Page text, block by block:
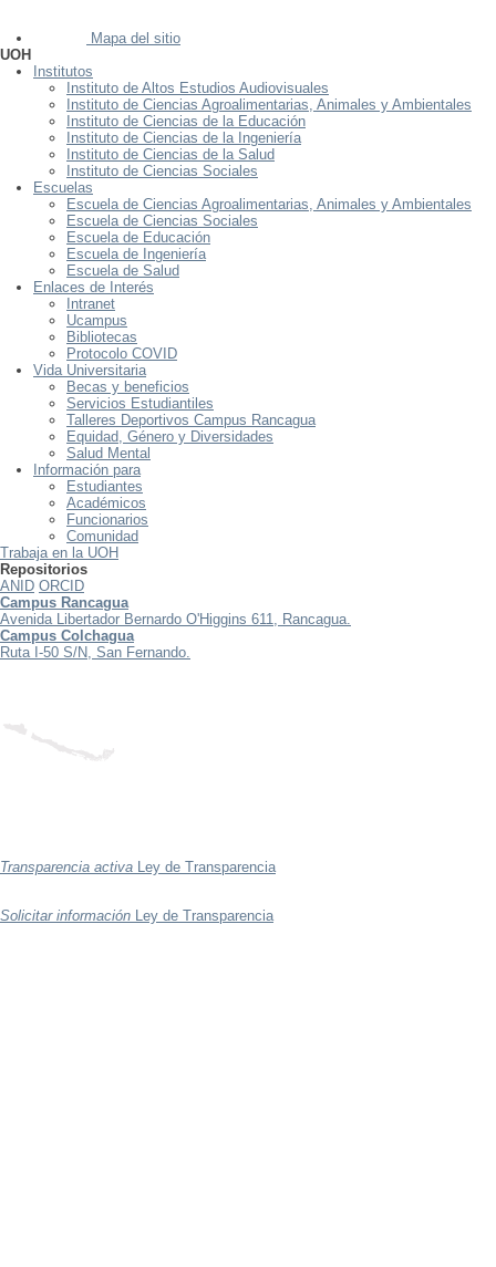
Mapa del sitio
UOH
Institutos
Instituto de Altos Estudios Audiovisuales
Instituto de Ciencias Agroalimentarias, Animales y Ambientales
Instituto de Ciencias de la Educación
Instituto de Ciencias de la Ingeniería
Instituto de Ciencias de la Salud
Instituto de Ciencias Sociales
Escuelas
Escuela de Ciencias Agroalimentarias, Animales y Ambientales
Escuela de Ciencias Sociales
Escuela de Educación
Escuela de Ingeniería
Escuela de Salud
Enlaces de Interés
Intranet
Ucampus
Bibliotecas
Protocolo COVID
Vida Universitaria
Becas y beneficios
Servicios Estudiantiles
Talleres Deportivos Campus Rancagua
Equidad, Género y Diversidades
Salud Mental
Información para
Estudiantes
Académicos
Funcionarios
Comunidad
Trabaja en la UOH
Repositorios
ANID ORCID
Campus Rancagua
Avenida Libertador Bernardo O'Higgins 611, Rancagua.
Campus Colchagua
Ruta I-50 S/N, San Fernando.
Transparencia activa Ley de Transparencia
Solicitar información Ley de Transparencia